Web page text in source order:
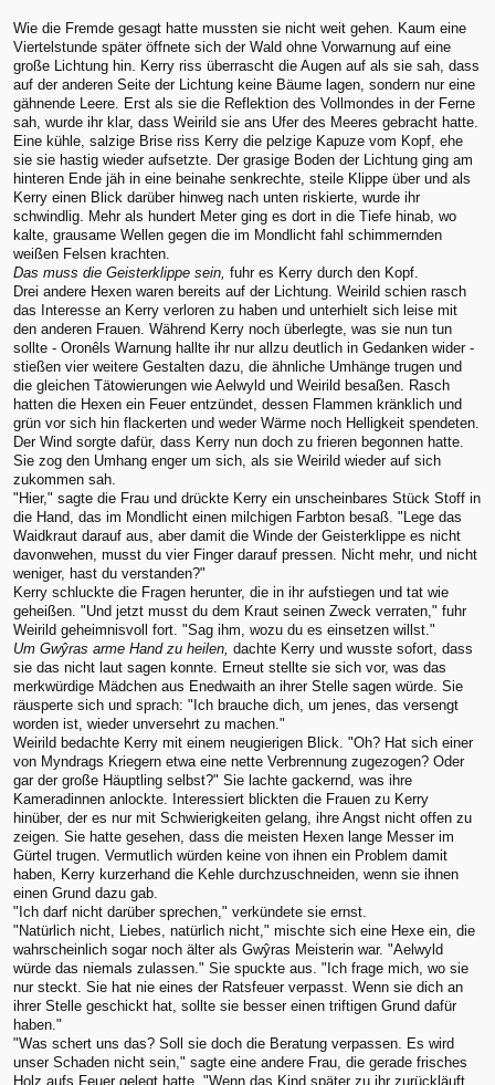
Wie die Fremde gesagt hatte mussten sie nicht weit gehen. Kaum eine
Viertelstunde später öffnete sich der Wald ohne Vorwarnung auf eine
große Lichtung hin. Kerry riss überrascht die Augen auf als sie sah, dass
auf der anderen Seite der Lichtung keine Bäume lagen, sondern nur eine
gähnende Leere. Erst als sie die Reflektion des Vollmondes in der Ferne
sah, wurde ihr klar, dass Weirild sie ans Ufer des Meeres gebracht hatte.
Eine kühle, salzige Brise riss Kerry die pelzige Kapuze vom Kopf, ehe
sie sie hastig wieder aufsetzte. Der grasige Boden der Lichtung ging am
hinteren Ende jäh in eine beinahe senkrechte, steile Klippe über und als
Kerry einen Blick darüber hinweg nach unten riskierte, wurde ihr
schwindlig. Mehr als hundert Meter ging es dort in die Tiefe hinab, wo
kalte, grausame Wellen gegen die im Mondlicht fahl schimmernden
weißen Felsen krachten.
Das muss die Geisterklippe sein, fuhr es Kerry durch den Kopf.
Drei andere Hexen waren bereits auf der Lichtung. Weirild schien rasch
das Interesse an Kerry verloren zu haben und unterhielt sich leise mit
den anderen Frauen. Während Kerry noch überlegte, was sie nun tun
sollte - Oronêls Warnung hallte ihr nur allzu deutlich in Gedanken wider -
stießen vier weitere Gestalten dazu, die ähnliche Umhänge trugen und
die gleichen Tätowierungen wie Aelwyld und Weirild besaßen. Rasch
hatten die Hexen ein Feuer entzündet, dessen Flammen kränklich und
grün vor sich hin flackerten und weder Wärme noch Helligkeit spendeten.
Der Wind sorgte dafür, dass Kerry nun doch zu frieren begonnen hatte.
Sie zog den Umhang enger um sich, als sie Weirild wieder auf sich
zukommen sah.
"Hier," sagte die Frau und drückte Kerry ein unscheinbares Stück Stoff in
die Hand, das im Mondlicht einen milchigen Farbton besaß. "Lege das
Waidkraut darauf aus, aber damit die Winde der Geisterklippe es nicht
davonwehen, musst du vier Finger darauf pressen. Nicht mehr, und nicht
weniger, hast du verstanden?"
Kerry schluckte die Fragen herunter, die in ihr aufstiegen und tat wie
geheißen. "Und jetzt musst du dem Kraut seinen Zweck verraten," fuhr
Weirild geheimnisvoll fort. "Sag ihm, wozu du es einsetzen willst."
Um Gwŷras arme Hand zu heilen, dachte Kerry und wusste sofort, dass
sie das nicht laut sagen konnte. Erneut stellte sie sich vor, was das
merkwürdige Mädchen aus Enedwaith an ihrer Stelle sagen würde. Sie
räusperte sich und sprach: "Ich brauche dich, um jenes, das versengt
worden ist, wieder unversehrt zu machen."
Weirild bedachte Kerry mit einem neugierigen Blick. "Oh? Hat sich einer
von Myndrags Kriegern etwa eine nette Verbrennung zugezogen? Oder
gar der große Häuptling selbst?" Sie lachte gackernd, was ihre
Kameradinnen anlockte. Interessiert blickten die Frauen zu Kerry
hinüber, der es nur mit Schwierigkeiten gelang, ihre Angst nicht offen zu
zeigen. Sie hatte gesehen, dass die meisten Hexen lange Messer im
Gürtel trugen. Vermutlich würden keine von ihnen ein Problem damit
haben, Kerry kurzerhand die Kehle durchzuschneiden, wenn sie ihnen
einen Grund dazu gab.
"Ich darf nicht darüber sprechen," verkündete sie ernst.
"Natürlich nicht, Liebes, natürlich nicht," mischte sich eine Hexe ein, die
wahrscheinlich sogar noch älter als Gwŷras Meisterin war. "Aelwyld
würde das niemals zulassen." Sie spuckte aus. "Ich frage mich, wo sie
nur steckt. Sie hat nie eines der Ratsfeuer verpasst. Wenn sie dich an
ihrer Stelle geschickt hat, sollte sie besser einen triftigen Grund dafür
haben."
"Was schert uns das? Soll sie doch die Beratung verpassen. Es wird
unser Schaden nicht sein," sagte eine andere Frau, die gerade frisches
Holz aufs Feuer gelegt hatte. "Wenn das Kind später zu ihr zurückläuft,